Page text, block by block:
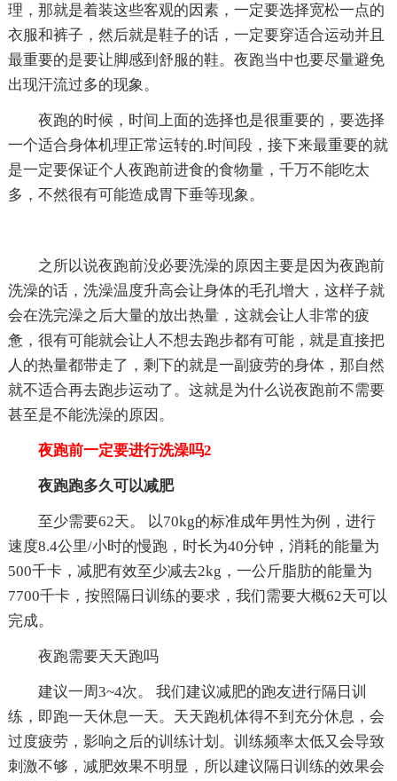
理，那就是着装这些客观的因素，一定要选择宽松一点的
衣服和裤子，然后就是鞋子的话，一定要穿适合运动并且
最重要的是要让脚感到舒服的鞋。夜跑当中也要尽量避免
出现汗流过多的现象。
夜跑的时候，时间上面的选择也是很重要的，要选择
一个适合身体机理正常运转的.时间段，接下来最重要的就
是一定要保证个人夜跑前进食的食物量，千万不能吃太
多，不然很有可能造成胃下垂等现象。
之所以说夜跑前没必要洗澡的原因主要是因为夜跑前
洗澡的话，洗澡温度升高会让身体的毛孔增大，这样子就
会在洗完澡之后大量的放出热量，这就会让人非常的疲
惫，很有可能就会让人不想去跑步都有可能，就是直接把
人的热量都带走了，剩下的就是一副疲劳的身体，那自然
就不适合再去跑步运动了。这就是为什么说夜跑前不需要
甚至是不能洗澡的原因。
夜跑前一定要进行洗澡吗2
夜跑跑多久可以减肥
至少需要62天。 以70kg的标准成年男性为例，进行
速度8.4公里/小时的慢跑，时长为40分钟，消耗的能量为
500千卡，减肥有效至少减去2kg，一公斤脂肪的能量为
7700千卡，按照隔日训练的要求，我们需要大概62天可以
完成。
夜跑需要天天跑吗
建议一周3~4次。 我们建议减肥的跑友进行隔日训
练，即跑一天休息一天。天天跑机体得不到充分休息，会
过度疲劳，影响之后的训练计划。训练频率太低又会导致
刺激不够，减肥效果不明显，所以建议隔日训练的效果会